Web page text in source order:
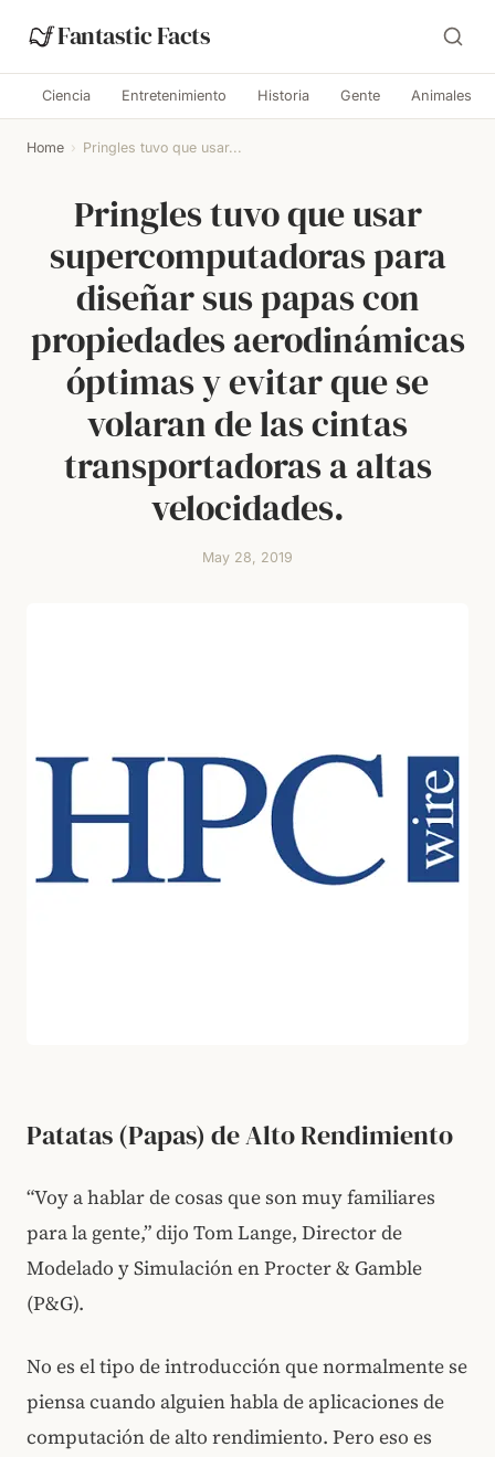
Fantastic Facts
Ciencia Entretenimiento Historia Gente Animales
Home › Pringles tuvo que usar...
Pringles tuvo que usar
supercomputadoras para
diseñar sus papas con
propiedades aerodinámicas
óptimas y evitar que se
volaran de las cintas
transportadoras a altas
velocidades.
May 28, 2019
Patatas (Papas) de Alto Rendimiento
“Voy a hablar de cosas que son muy familiares
para la gente,” dijo Tom Lange, Director de
Modelado y Simulación en Procter & Gamble
(P&G).
No es el tipo de introducción que normalmente se
piensa cuando alguien habla de aplicaciones de
computación de alto rendimiento. Pero eso es